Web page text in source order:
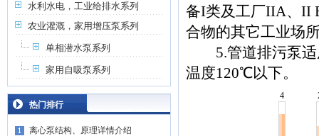
水利水电，工业给排水系列
农业灌溉，家用增压泵系列
单相潜水泵系列
家用自吸泵系列
热门排行
离心泵结构、原理详情介绍
备I类及工厂IIA、II
合物的其它工业场
5.管道排污泵适
温度120℃以下。
4